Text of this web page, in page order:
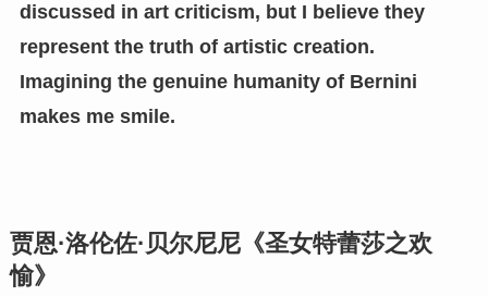
discussed in art criticism, but I believe they
represent the truth of artistic creation.
Imagining the genuine humanity of Bernini
makes me smile.
贾恩·洛伦佐·贝尔尼尼《圣女特蕾莎之欢
愉》